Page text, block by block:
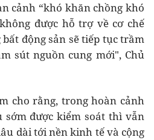
cảnh “khó khăn chồng khó
được hỗ trợ về cơ chế
động sản sẽ tiếp tục trầm
sút nguồn cung mới", Chủ
cho rằng, trong hoàn cảnh
sớm được kiểm soát thì vẫn
dài tới nền kinh tế và cộng